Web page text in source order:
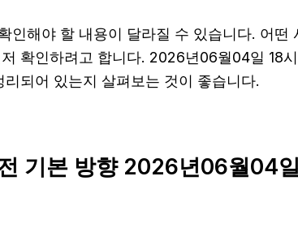
인해야 할 내용이 달라질 수 있습니다. 어
확인하려고 합니다. 2026년06월04일 18
되어 있는지 살펴보는 것이 좋습니다.
기본 방향 2026년06월04